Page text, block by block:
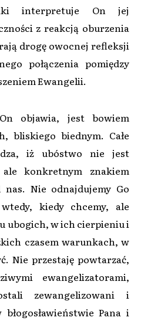
interpretuje On jej
z reakcją oburzenia
drogę owocnej refleksji
połączenia pomiędzy
Ewangelii.
objawia, jest bowiem
bliskiego biednym. Całe
iż ubóstwo nie jest
ale konkretnym znakiem
nas. Nie odnajdujemy Go
kiedy chcemy, ale
ubogich, w ich cierpieniu i
czasem warunkach, w
Nie przestaję powtarzać,
ewangelizatorami,
zewangelizowani i
Pana i